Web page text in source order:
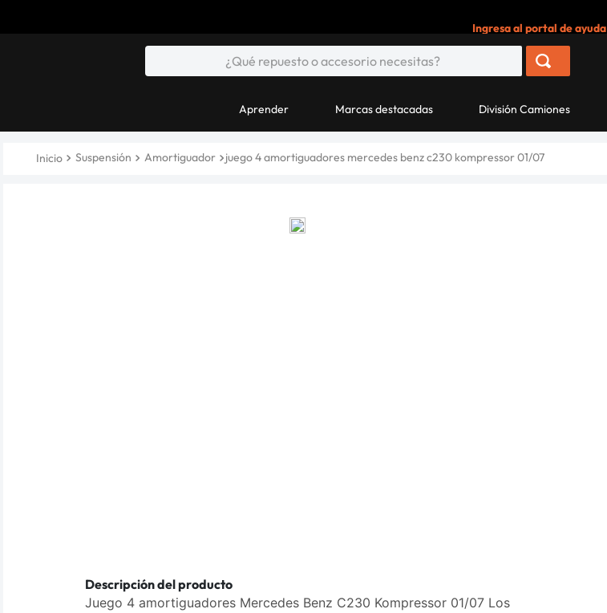
Ingresa al portal de ayuda
Aprender Marcas destacadas División Camiones
Suspensión Amortiguador juego 4 amortiguadores mercedes benz c230 kompressor 01/07
Descripción del producto
Juego 4 amortiguadores Mercedes Benz C230 Kompressor 01/07 Los